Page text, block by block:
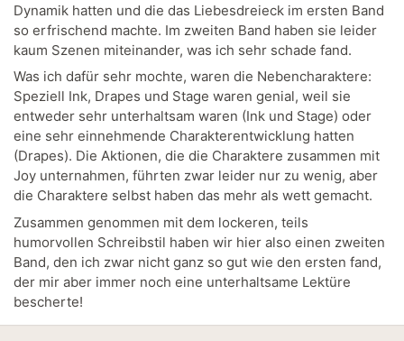
Dynamik hatten und die das Liebesdreieck im ersten Band
so erfrischend machte. Im zweiten Band haben sie leider
kaum Szenen miteinander, was ich sehr schade fand.
Was ich dafür sehr mochte, waren die Nebencharaktere:
Speziell Ink, Drapes und Stage waren genial, weil sie
entweder sehr unterhaltsam waren (Ink und Stage) oder
eine sehr einnehmende Charakterentwicklung hatten
(Drapes). Die Aktionen, die die Charaktere zusammen mit
Joy unternahmen, führten zwar leider nur zu wenig, aber
die Charaktere selbst haben das mehr als wett gemacht.
Zusammen genommen mit dem lockeren, teils
humorvollen Schreibstil haben wir hier also einen zweiten
Band, den ich zwar nicht ganz so gut wie den ersten fand,
der mir aber immer noch eine unterhaltsame Lektüre
bescherte!